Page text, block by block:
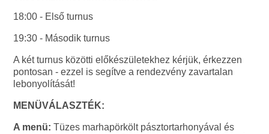
18:00 - Első turnus
19:30 - Második turnus
A két turnus közötti előkészületekhez kérjük, érkezzen
pontosan - ezzel is segítve a rendezvény zavartalan
lebonyolítását!
MENÜVÁLASZTÉK:
A menü: Tüzes marhapörkölt pásztortarhonyával és